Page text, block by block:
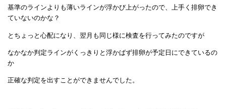
基準のラインよりも薄いラインが浮かび上がったので、上手く排卵でき
ていないのかな？
とちょっと心配になり、翌月も同じ様に検査を行ってみたのですが
なかなか判定ラインがくっきりと浮かばず排卵が予定日にできているの
か
正確な判定を出すことができませんでした。